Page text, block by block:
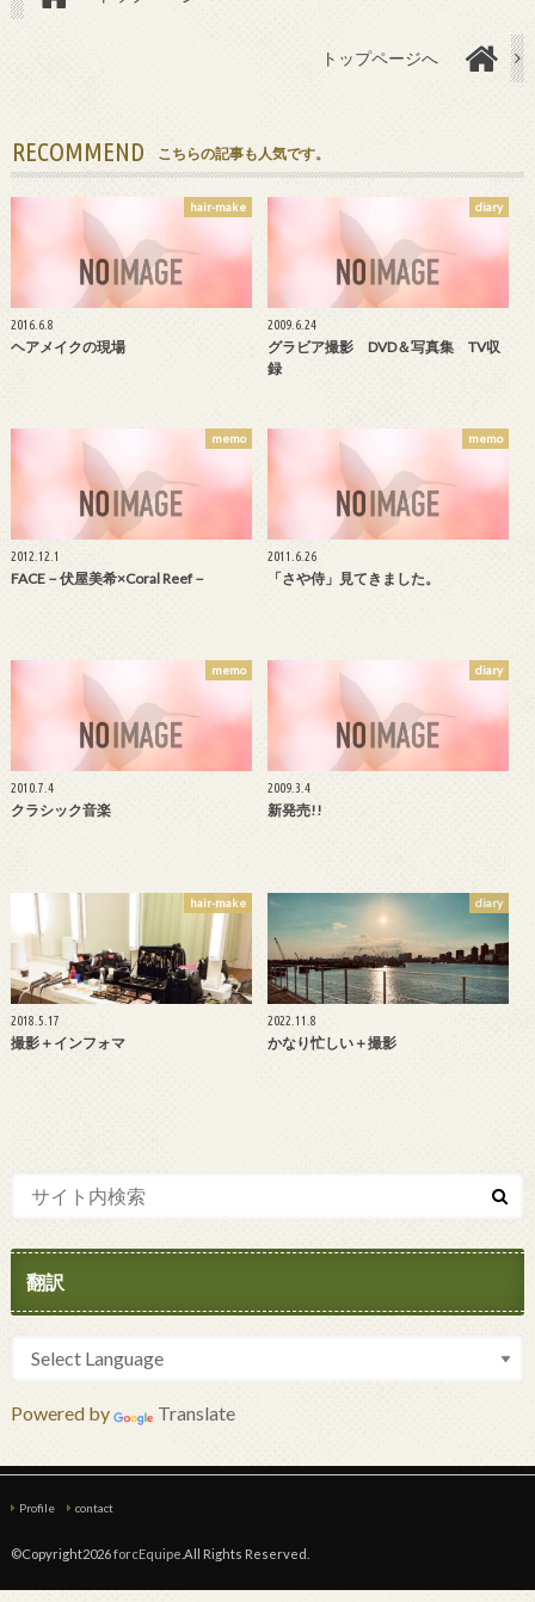
トップページへ
RECOMMEND こちらの記事も人気です。
hair-make
2016.6.8
ヘアメイクの現場
diary
2009.6.24
グラビア撮影 DVD＆写真集 TV収
録
memo
2012.12.1
FACE－伏屋美希×Coral Reef－
memo
2011.6.26
「さや侍」見てきました。
memo
2010.7.4
クラシック音楽
diary
2009.3.4
新発売!!
hair-make
2018.5.17
撮影＋インフォマ
diary
2022.11.8
かなり忙しい＋撮影
翻訳
Powered by Translate
Profile contact
©Copyright2026forcEquipe .All Rights Reserved.